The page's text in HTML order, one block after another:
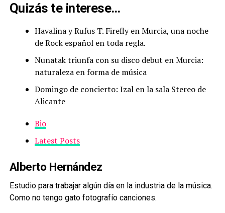
Quizás te interese…
Havalina y Rufus T. Firefly en Murcia, una noche
de Rock español en toda regla.
Nunatak triunfa con su disco debut en Murcia:
naturaleza en forma de música
Domingo de concierto: Izal en la sala Stereo de
Alicante
Bio
Latest Posts
Alberto Hernández
Estudio para trabajar algún día en la industria de la música.
Como no tengo gato fotografío canciones.